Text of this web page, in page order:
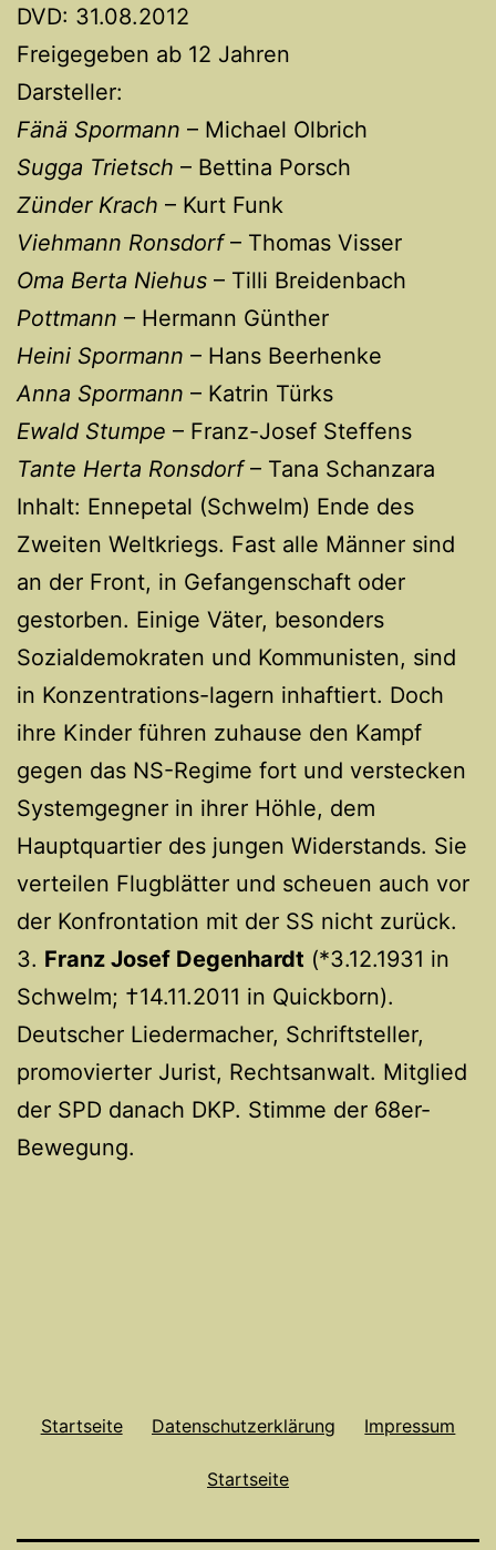
DVD: 31.08.2012
Freigegeben ab 12 Jahren
Darsteller:
Fänä Spormann – Michael Olbrich
Sugga Trietsch – Bettina Porsch
Zünder Krach – Kurt Funk
Viehmann Ronsdorf– Thomas Visser
Oma Berta Niehus – Tilli Breidenbach
Pottmann – Hermann Günther
Heini Spormann – Hans Beerhenke
Anna Spormann – Katrin Türks
Ewald Stumpe – Franz-Josef Steffens
Tante Herta Ronsdorf– Tana Schanzara
Inhalt: Ennepetal (Schwelm) Ende des
Zweiten Weltkriegs. Fast alle Männer sind
an der Front, in Gefangenschaft oder
gestorben. Einige Väter, besonders
Sozialdemokraten und Kommunisten, sind
in Konzentrations-lagern inhaftiert. Doch
ihre Kinder führen zuhause den Kampf
gegen das NS-Regime fort und verstecken
Systemgegner in ihrer Höhle, dem
Hauptquartier des jungen Widerstands. Sie
verteilen Flugblätter und scheuen auch vor
der Konfrontation mit der SS nicht zurück.
3. Franz Josef Degenhardt (*3.12.1931 in
Schwelm; †14.11.2011 in Quickborn).
Deutscher Liedermacher, Schriftsteller,
promovierter Jurist, Rechtsanwalt. Mitglied
der SPD danach DKP. Stimme der 68er-
Bewegung.
Startseite Datenschutzerklärung Impressum
Startseite